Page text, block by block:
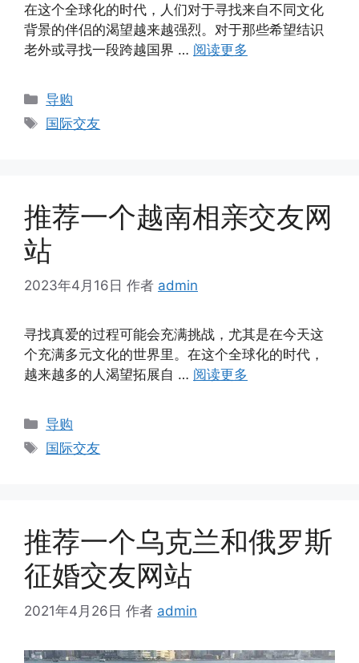
在这个全球化的时代，人们对于寻找来自不同文化
背景的伴侣的渴望越来越强烈。对于那些希望结识
老外或寻找一段跨越国界 … 阅读更多
分
类
导购
标
国际交友
推荐一个越南相亲交友网
站
2023年4月16日 作者 admin
寻找真爱的过程可能会充满挑战，尤其是在今天这
个充满多元文化的世界里。在这个全球化的时代，
越来越多的人渴望拓展自 … 阅读更多
分
类
导购
标
国际交友
推荐一个乌克兰和俄罗斯
征婚交友网站
2021年4月26日 作者 admin